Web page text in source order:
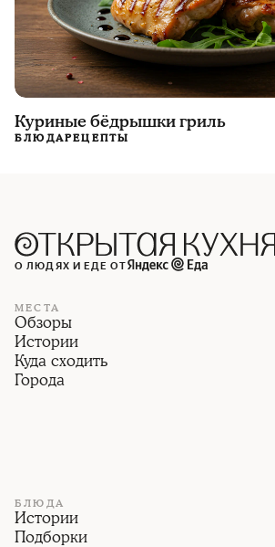
Куриные бёдрышки гриль
БЛЮДАРЕЦЕПТЫ
О ЛЮДЯХ И ЕДЕ ОТ
МЕСТА
Обзоры
Истории
Куда сходить
Города
БЛЮДА
Истории
Подборки